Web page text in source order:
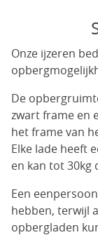
Onze ijzeren
De
zwart frame en
het frame van
Elke lade heeft
en kan tot 30kg
Een
hebben, terwijl
opbergladen